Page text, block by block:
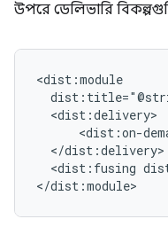
উপরে ডেলিভারি
<dist:fusing